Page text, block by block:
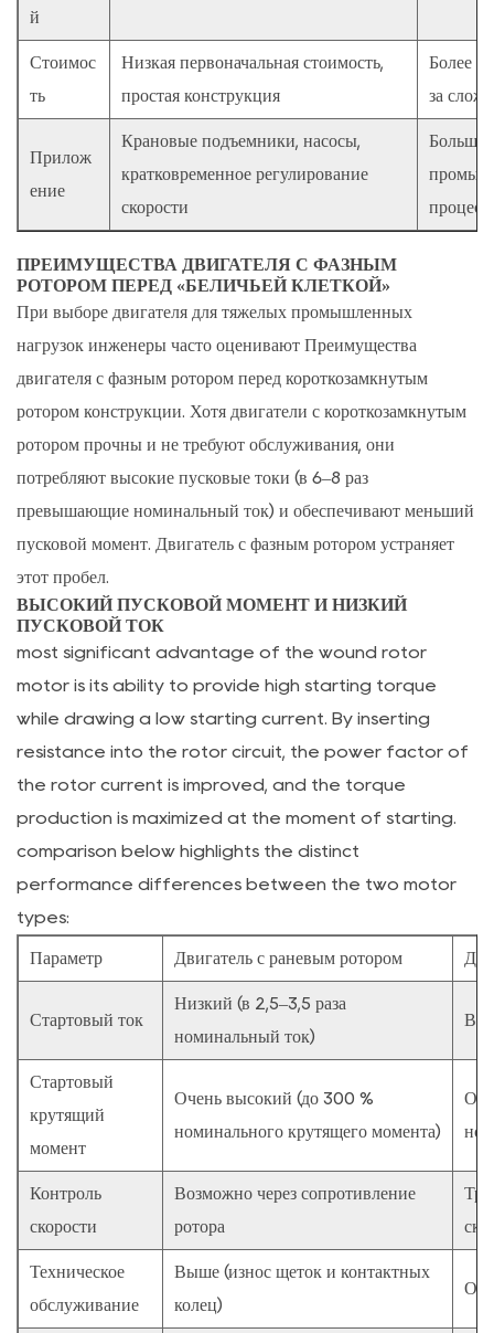
ли
управление
скоростью
помощью
внешнего
9.5
ли
двигатели
с
фазным
ротором
для
работы
взрывоопасных
средах?
10
Ссылки
й
Стоимос
ть
Низкая первоначальная стоимость,
простая конструкция
Более
за
Прилож
ение
Крановые подъемники, насосы,
кратковременное регулирование
скорости
ПРЕИМУЩЕСТВА ДВИГАТЕЛЯ С ФАЗНЫМ
РОТОРОМ ПЕРЕД «БЕЛИЧЬЕЙ КЛЕТКОЙ»
При выборе двигателя для тяжелых промышленных
нагрузок инженеры часто оценивают Преимущества
двигателя с фазным ротором перед короткозамкнутым
ротором конструкции. Хотя двигатели с короткозамкнутым
ротором прочны и не требуют обслуживания, они
потребляют высокие пусковые токи (в 6–8 раз
превышающие номинальный ток) и обеспечивают меньший
пусковой момент. Двигатель с фазным ротором устраняет
этот пробел.
ВЫСОКИЙ ПУСКОВОЙ МОМЕНТ И НИЗКИЙ
ПУСКОВОЙ ТОК
most significant advantage of the wound rotor
motor is its ability to provide high starting torque
while drawing a low starting current. By inserting
resistance into the rotor circuit, the power factor of
the rotor current is improved, and the torque
production is maximized at the moment of starting.
comparison below highlights the distinct
performance differences between the two motor
types:
Параметр Двигатель с раневым ротором
Стартовый ток
Низкий (в 2,5–3,5 раза
номинальный ток)
Стартовый
крутящий
момент
Очень высокий (до 300 %
номинального крутящего момента)
От
Контроль
скорости
Возможно через сопротивление
ротора
Техническое
обслуживание
Выше (износ щеток и контактных
колец)